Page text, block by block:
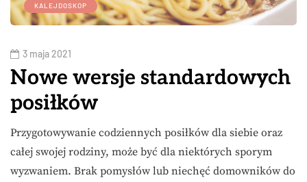
KALEJDOSKOP
3 maja 2021
Nowe wersje standardowych
posiłków
Przygotowywanie codziennych posiłków dla siebie oraz
całej swojej rodziny, może być dla niektórych sporym
wyzwaniem. Brak pomysłów lub niechęć domowników do